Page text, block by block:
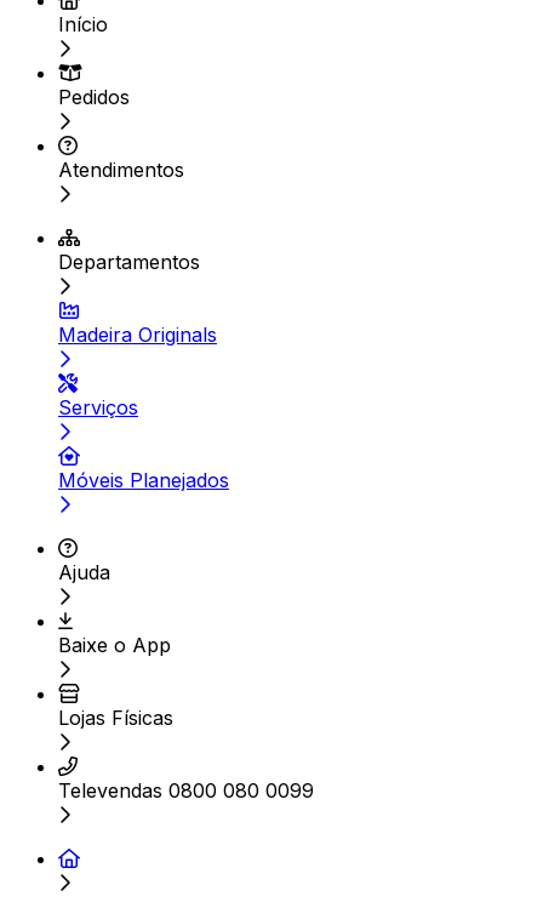
Início
Pedidos
Atendimentos
Departamentos
Madeira Originals
Serviços
Móveis Planejados
Ajuda
Baixe o App
Lojas Físicas
Televendas 0800 080 0099